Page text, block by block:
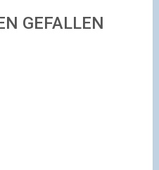
GEFALLEN